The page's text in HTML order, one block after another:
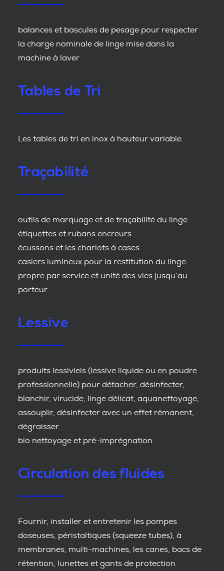
balances et bascules de pesage pour respecter
la charge nominale de linge mise dans la
machine à laver
Tables de Tri
Les tables de tri en inox à hauteur variable.
Traçabilité
outils de marquage et de traçabilité du linge
étiquettes et rubans encreurs
écussons et les chariots à cases
casiers lumineux pour la restitution du linge
propre par service et unité des vies jusqu’au
porteur
Lessive
produits lessiviels (lessive liquide ou en poudre
professionnelle) pour détacher, désinfecter,
blanchir, virucide, linge délicat, aquanettoyage,
assouplir, désinfecter avec un effet rémanent,
dégraisser
bio nettoyage et pré-imprégnation.
Circulation des fluides
Fournir, installer et entretenir les pompes
doseuses, péristaltiques (squeeze tubes), à
membranes, multi-machines, les canes, bacs de
rétention, lunettes et gants de protection